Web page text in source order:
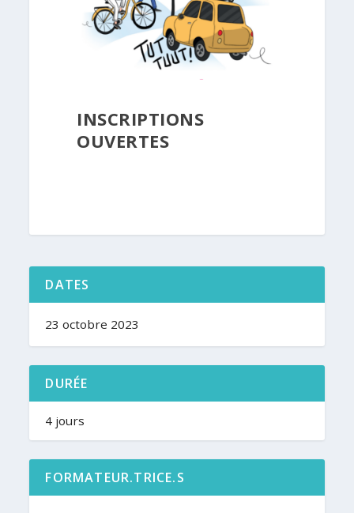
INSCRIPTIONS
OUVERTES
DATES
23 octobre 2023
DURÉE
4 jours
FORMATEUR.TRICE.S